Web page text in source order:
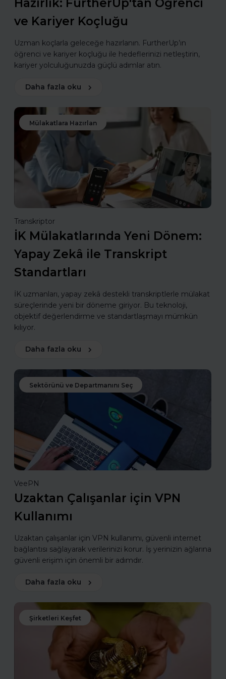
Hazırlık: FurtherUp'tan Öğrenci
ve Kariyer Koçluğu
Uzman koçlarla geleceğe hazırlanın. FurtherUp’ın
öğrenci ve kariyer koçluğu ile hedeflerinizi netleştirin,
kariyer yolculuğunuzda güçlü adımlar atın.
Daha fazla oku
Mülakatlara Hazırlan
Transkriptor
İK Mülakatlarında Yeni Dönem:
Yapay Zekâ ile Transkript
Standartları
İK uzmanları, yapay zekâ destekli transkriptlerle mülakat
süreçlerinde yeni bir döneme giriyor. Bu teknoloji,
objektif değerlendirme ve standartlaşmayı mümkün
kılıyor.
Daha fazla oku
Sektörünü ve Departmanını Seç
VeePN
Uzaktan Çalışanlar için VPN
Kullanımı
Uzaktan çalışanlar için VPN kullanımı, güvenli internet
bağlantısı sağlayarak verilerinizi korur. İş yerinizin ağlarına
güvenli erişim için önemli bir adımdır.
Daha fazla oku
Şirketleri Keşfet